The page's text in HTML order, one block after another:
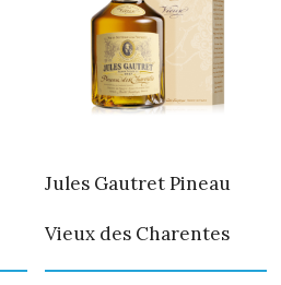
Jules Gautret Pineau
Vieux des Charentes